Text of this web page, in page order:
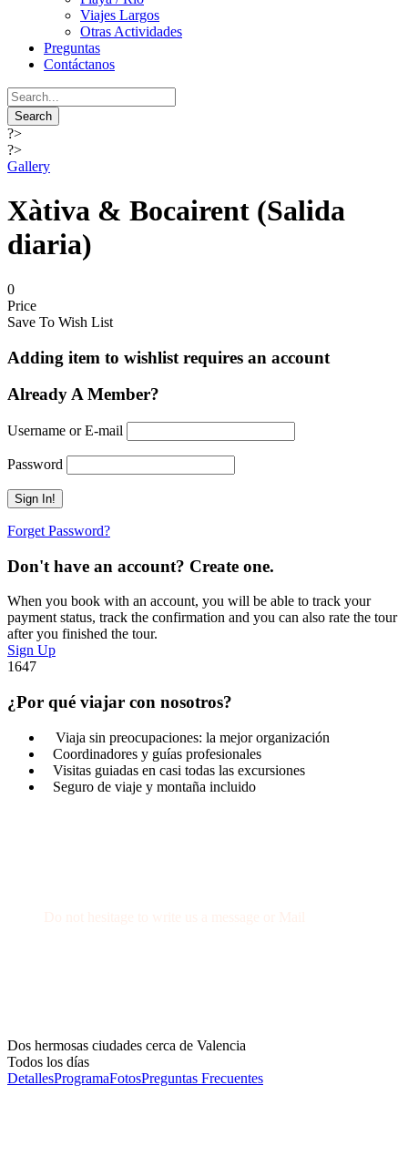
Viajes Largos
Otras Actividades
Preguntas
Contáctanos
?>
?>
Gallery
Xàtiva & Bocairent (Salida
diaria)
0
Price
Save To Wish List
Adding item to wishlist requires an account
Already A Member?
Username or E-mail
Password
Forget Password?
Don't have an account? Create one.
When you book with an account, you will be able to track your
payment status, track the confirmation and you can also rate the tour
after you finished the tour.
Sign Up
1647
¿Por qué viajar con nosotros?
Viaja sin preocupaciones: la mejor organización
Coordinadores y guías profesionales
Visitas guiadas en casi todas las excursiones
Seguro de viaje y montaña incluido
Dos hermosas ciudades cerca de Valencia
Todos los días
DetallesProgramaFotosPreguntas Frecuentes